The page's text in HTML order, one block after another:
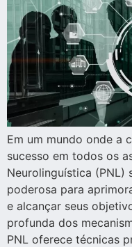
Em um mundo onde a
sucesso em todos os
Neurolinguística (PNL)
poderosa para
e alcançar seus
profunda dos
PNL oferece técnicas